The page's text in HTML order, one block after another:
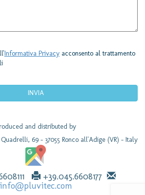
Informativa Privacyacconsento al trattamento
and distributed by
69 - 37055 Ronco all'Adige (VR) - Italy
+39.045.6608177
info@pluvitec.com